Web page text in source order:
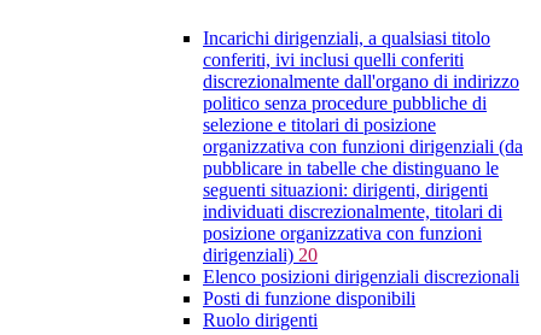
Incarichi dirigenziali, a qualsiasi titolo
conferiti, ivi inclusi quelli conferiti
discrezionalmente dall'organo di indirizzo
politico senza procedure pubbliche di
selezione e titolari di posizione
organizzativa con funzioni dirigenziali (da
pubblicare in tabelle che distinguano le
seguenti situazioni: dirigenti, dirigenti
individuati discrezionalmente, titolari di
posizione organizzativa con funzioni
dirigenziali) 20
Elenco posizioni dirigenziali discrezionali
Posti di funzione disponibili
Ruolo dirigenti